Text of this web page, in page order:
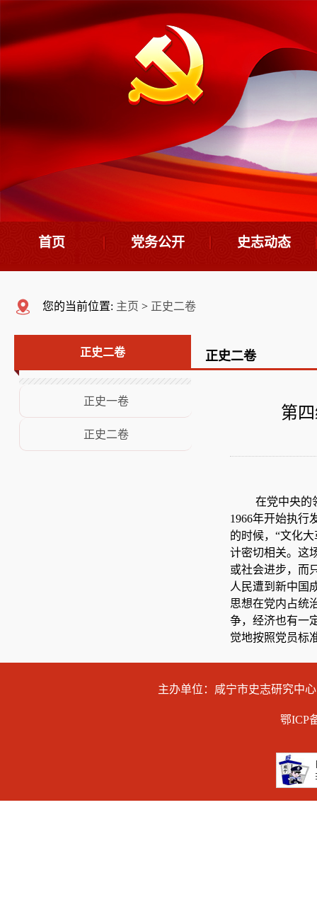
首页 党务公开
领导班子
荣誉展示
史志动态
您的当前位置: 主页 > 正史二卷
正史二卷
正史一卷
正史二卷
正史二卷
第
在党中央的领
1966年开始执行
的时候，“文化
计密切相关。这
或社会进步，而
人民遭到新中国
思想在党内占统
争，经济也有一
觉地按照党员标
主办单位：咸宁市史志研究中
鄂ICP